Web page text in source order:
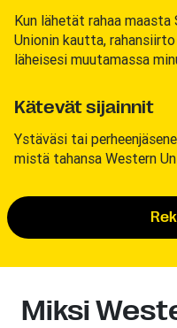
Kun lähetät rahaa
Unionin kautta,
läheisesi muutamassa
Kätevät sijainnit
Ystäväsi tai
mistä tahansa Western
Miksi